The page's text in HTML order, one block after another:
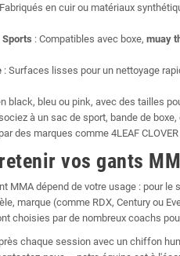
en cuir ou matériaux
Sports : Compatibles avec boxe, muay
: Surfaces lisses pour un nettoyage
black, bleu ou pink, avec des tailles
à un sac de sport, bande de
des marques comme 4LEAF
vos gants
MMA dépend de votre usage : pour
marque (comme RDX, Century ou
choisies par de nombreux coachs
chaque session avec un chiffon